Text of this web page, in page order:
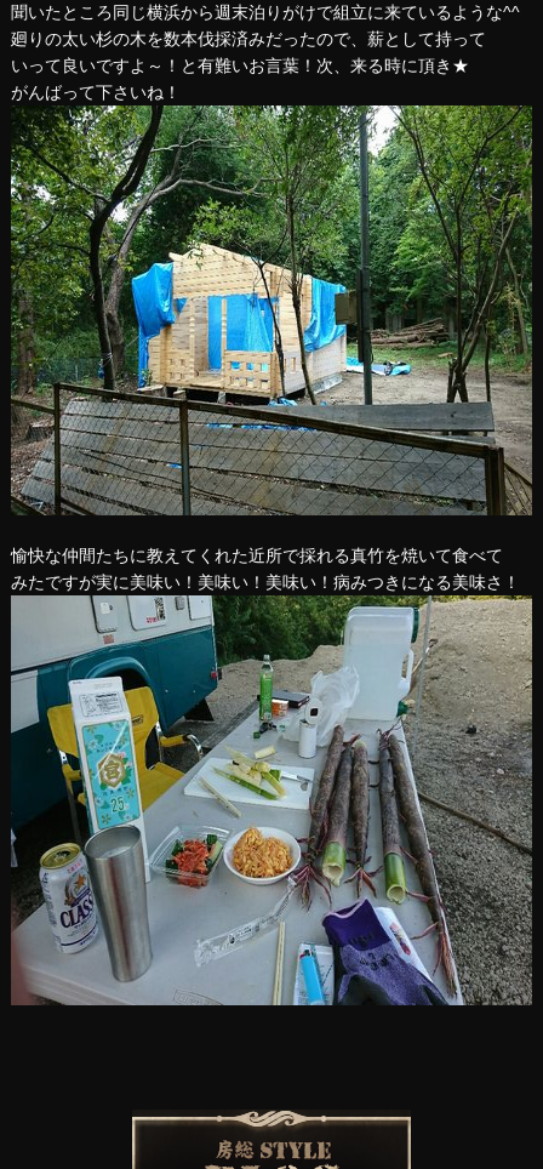
聞いたところ同じ横浜から週末泊りがけで組立に来ているような^^
廻りの太い杉の木を数本伐採済みだったので、薪として持って
いって良いですよ～！と有難いお言葉！次、来る時に頂き★
がんばって下さいね！
愉快な仲間たちに教えてくれた近所で採れる真竹を焼いて食べて
みたですが実に美味い！美味い！美味い！病みつきになる美味さ！